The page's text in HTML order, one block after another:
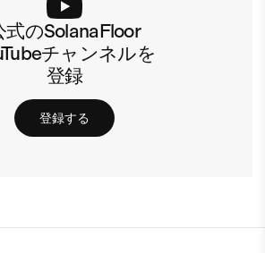
式のSolanaFloor
チャンネルを
登録
登録する